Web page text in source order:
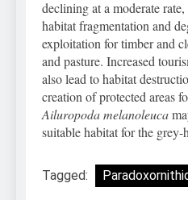
declining at a moderate rate,
habitat fragmentation and
exploitation for timber and
and pasture. Increased
also lead to habitat
creation of protected areas
Ailuropoda melanoleuca
suitable habitat for the
Tagged: